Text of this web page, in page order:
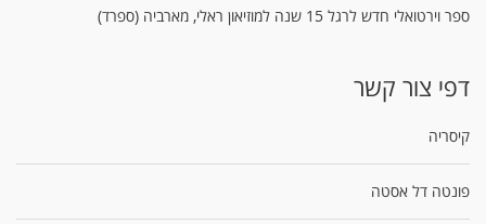
ספר וירטואלי חדש לרגל 15 שנה למוזיאון ראלי, מארביה (ספרד)
דפי צור קשר
קיסריה
פונטה דל אסטה